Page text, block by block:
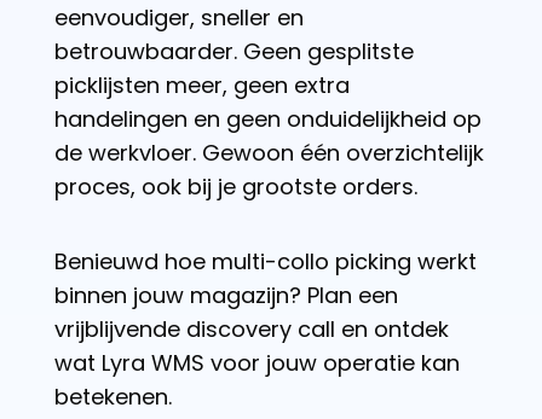
eenvoudiger, sneller en
betrouwbaarder. Geen gesplitste
picklijsten meer, geen extra
handelingen en geen onduidelijkheid op
de werkvloer. Gewoon één overzichtelijk
proces, ook bij je grootste orders.
Benieuwd hoe multi-collo picking werkt
binnen jouw magazijn? Plan een
vrijblijvende discovery call en ontdek
wat Lyra WMS voor jouw operatie kan
betekenen.